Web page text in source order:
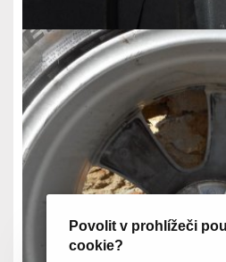
Povolit v prohlížeči
cookie?